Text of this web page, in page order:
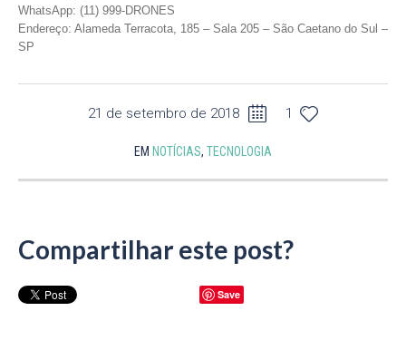
WhatsApp: (11) 999-DRONES
Endereço: Alameda Terracota, 185 – Sala 205 – São Caetano do Sul –
SP
21 de setembro de 2018 1
EM NOTÍCIAS, TECNOLOGIA
Compartilhar este post?
Save